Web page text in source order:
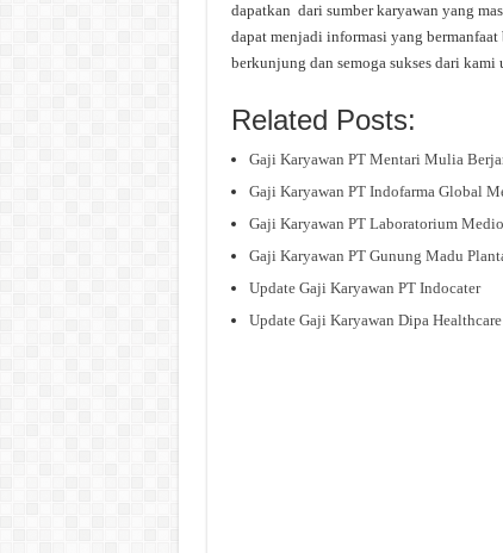
dapatkan dari sumber karyawan yang
dapat menjadi informasi yang
berkunjung dan semoga sukses dari kami
Related Posts:
Gaji Karyawan PT Mentari Mulia
Gaji Karyawan PT Indofarma Global
Gaji Karyawan PT Laboratorium
Gaji Karyawan PT Gunung Madu
Update Gaji Karyawan PT Indocater
Update Gaji Karyawan Dipa Healthcare